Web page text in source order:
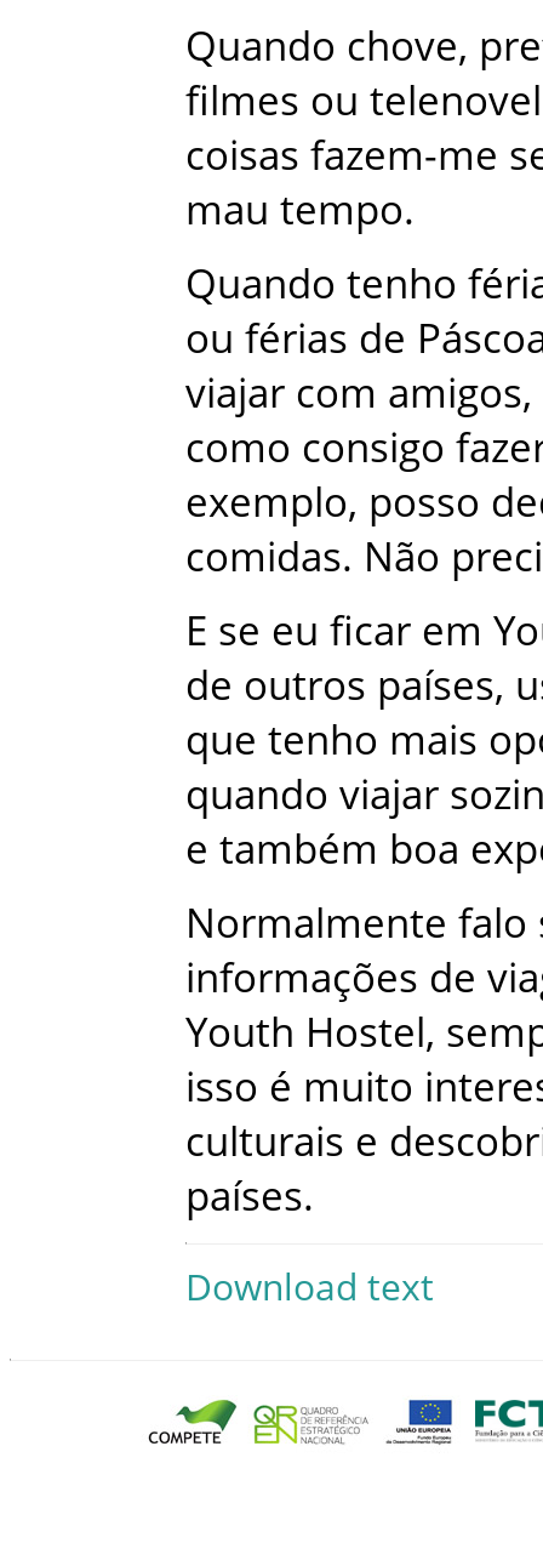
Quando chove,
filmes ou
coisas fazem-me
mau tempo.
Quando tenho
ou férias de
viajar com amigos,
como consigo
exemplo, posso
comidas. Não
E se eu ficar em
de outros países,
que tenho mais
quando viajar
e também boa
Normalmente falo
informações de
Youth Hostel,
isso é muito
culturais e
países.
Download text